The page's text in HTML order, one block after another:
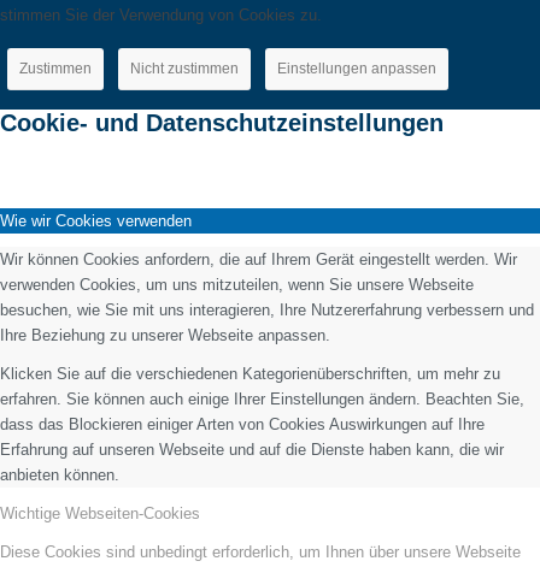
stimmen Sie der Verwendung von Cookies zu.
Zustimmen Nicht zustimmen Einstellungen anpassen
Cookie- und Datenschutzeinstellungen
Wie wir Cookies verwenden
Wir können Cookies anfordern, die auf Ihrem Gerät eingestellt werden. Wir
verwenden Cookies, um uns mitzuteilen, wenn Sie unsere Webseite
besuchen, wie Sie mit uns interagieren, Ihre Nutzererfahrung verbessern und
Ihre Beziehung zu unserer Webseite anpassen.
Klicken Sie auf die verschiedenen Kategorienüberschriften, um mehr zu
erfahren. Sie können auch einige Ihrer Einstellungen ändern. Beachten Sie,
dass das Blockieren einiger Arten von Cookies Auswirkungen auf Ihre
Erfahrung auf unseren Webseite und auf die Dienste haben kann, die wir
anbieten können.
Wichtige Webseiten-Cookies
Diese Cookies sind unbedingt erforderlich, um Ihnen über unsere Webseite